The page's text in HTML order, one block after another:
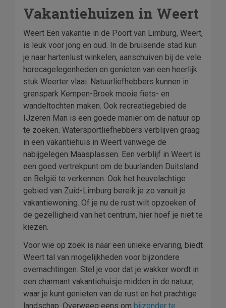
Vakantiehuizen in Weert
Weert Een vakantie in de Poort van Limburg, Weert,
is leuk voor jong en oud. In de bruisende stad kun
je naar hartenlust winkelen, aanschuiven bij de vele
horecagelegenheden en genieten van een heerlijk
stuk Weerter vlaai. Natuurliefhebbers kunnen in
grenspark Kempen-Broek mooie fiets- en
wandeltochten maken. Ook recreatiegebied de
IJzeren Man is een goede manier om de natuur op
te zoeken. Watersportliefhebbers verblijven graag
in een vakantiehuis in Weert vanwege de
nabijgelegen Maasplassen. Een verblijf in Weert is
een goed vertrekpunt om de buurlanden Duitsland
en België te verkennen. Ook het heuvelachtige
gebied van Zuid-Limburg bereik je zo vanuit je
vakantiewoning. Of je nu de rust wilt opzoeken of
de gezelligheid van het centrum, hier hoef je niet te
kiezen.
Voor wie op zoek is naar een unieke ervaring, biedt
Weert tal van mogelijkheden voor bijzondere
overnachtingen. Stel je voor dat je wakker wordt in
een charmant vakantiehuisje midden in de natuur,
waar je kunt genieten van de rust en het prachtige
landschap. Overweeg eens om bijzonder te